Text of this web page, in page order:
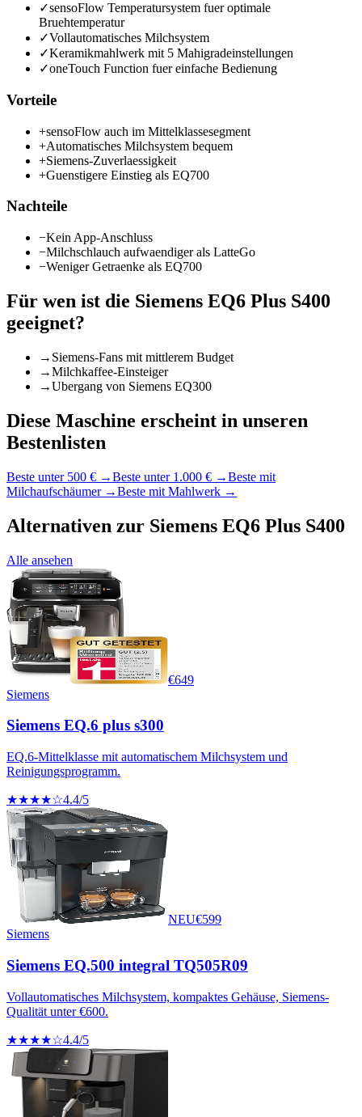
✓sensoFlow Temperatursystem fuer optimale
Bruehtemperatur
✓Vollautomatisches Milchsystem
✓Keramikmahlwerk mit 5 Mahigradeinstellungen
✓oneTouch Function fuer einfache Bedienung
Vorteile
+sensoFlow auch im Mittelklassesegment
+Automatisches Milchsystem bequem
+Siemens-Zuverlaessigkeit
+Guenstigere Einstieg als EQ700
Nachteile
−Kein App-Anschluss
−Milchschlauch aufwaendiger als LatteGo
−Weniger Getraenke als EQ700
Für wen ist die Siemens EQ6 Plus S400
geeignet?
→ Siemens-Fans mit mittlerem Budget
→Milchkaffee-Einsteiger
→Ubergang von Siemens EQ300
Diese Maschine erscheint in unseren
Bestenlisten
Beste unter 500 € →Beste unter 1.000 € →Beste mit
Milchaufschäumer→Beste mit Mahlwerk →
Alternativen zur Siemens EQ6 Plus S400
Alle ansehen
€649
Siemens
Siemens EQ.6 plus s300
EQ.6-Mittelklasse mit automatischem Milchsystem und
Reinigungsprogramm.
★★★★☆4.4/5
NEU€599
Siemens
Siemens EQ.500 integral TQ505R09
Vollautomatisches Milchsystem, kompaktes Gehäuse, Siemens-
Qualität unter €600.
★★★★☆4.4/5